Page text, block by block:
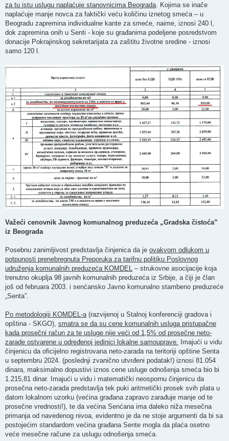
za tu istu uslugu naplaćuje stanovnicima Beograda . Kojima se inače
naplaćuje manje novca za faktički veću količinu iznetog smeća – u
Beogradu zapremina individualne kante za smeće, naime, iznosi 240 l,
dok zapremina onih u Senti - koje su građanima podeljene posredstvom
donacije Pokrajinskog sekretarijata za zaštitu životne sredine - iznosi
samo 120 l.
Važeći cenovnik Javnog komunalnog preduzeća „Gradska čistoća”
iz Beograda
Posebnu zanimljivost predstavlja činjenica da je ovakvom odlukom u
potpunosti prenebregnuta Preporuka za tarifnu politiku Poslovnog
udruženja komunalnih preduzeća KOMDEL
– strukovne asocijacije koja
trenutno okuplja 98 javnih komunalnih preduzeća iz Srbije, a čiji je član
još od februara 2003. i senćansko Javno komunalno stambeno preduzeće
„Senta”.
Po metodologiji KOMDEL-a (razvijenoj u Stalnoj konferenciji gradova i
opština - SKGO), smatra se da su cene komunalnih usluga pristupačne
kada prosečni račun za te usluge nije veći od 1,5% od prosečne neto-
zarade ostvarene u određenoj jedinici lokalne samouprave.
Imajući u vidu
činjenicu da oficijelno registrovana neto-zarada na teritoriji opštine Senta
u septembru 2024. (poslednji zvanično utvrđeni podatak!) iznosi 81.054
dinara, maksimalno dopustivi iznos cene usluge odnošenja smeća bio bi
1.215,81 dinar. Imajući u vidu i matematički neospornu činjenicu da
prosečna neto-zarada predstavlja tek puki aritmetički prosek svih plata u
datom lokalnom uzorku (većina građana zapravo zarađuje manje od te
prosečne vrednosti!), te da većina Senćana ima daleko niža mesečna
primanja od navedenog nivoa, evidentno je da ne stoje argumenti da bi sa
postojećim standardom većina građana Sente mogla da plaća osetno
veće mesečne račune za uslugu odnošenja smeća.